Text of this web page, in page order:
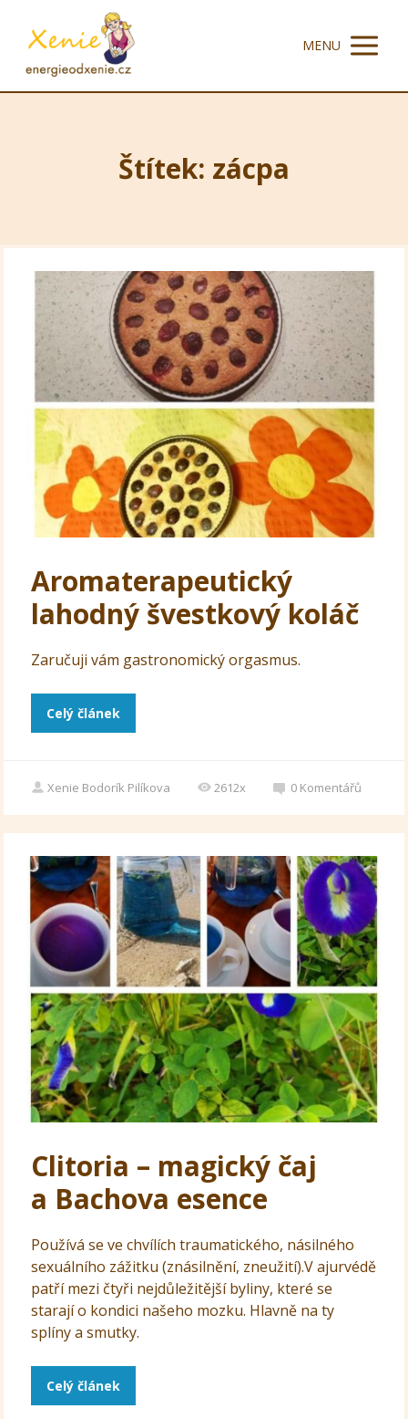
MENU
Štítek: zácpa
Aromaterapeutický
lahodný švestkový koláč
Zaručuji vám gastronomický orgasmus.
Celý článek
Xenie Bodorík Pilíkova 2612x 0 Komentářů
Clitoria – magický čaj
a Bachova esence
Používá se ve chvílích traumatického, násilného
sexuálního zážitku (znásilnění, zneužití).V ajurvédě
patří mezi čtyři nejdůležitější byliny, které se
starají o kondici našeho mozku. Hlavně na ty
splíny a smutky.
Celý článek